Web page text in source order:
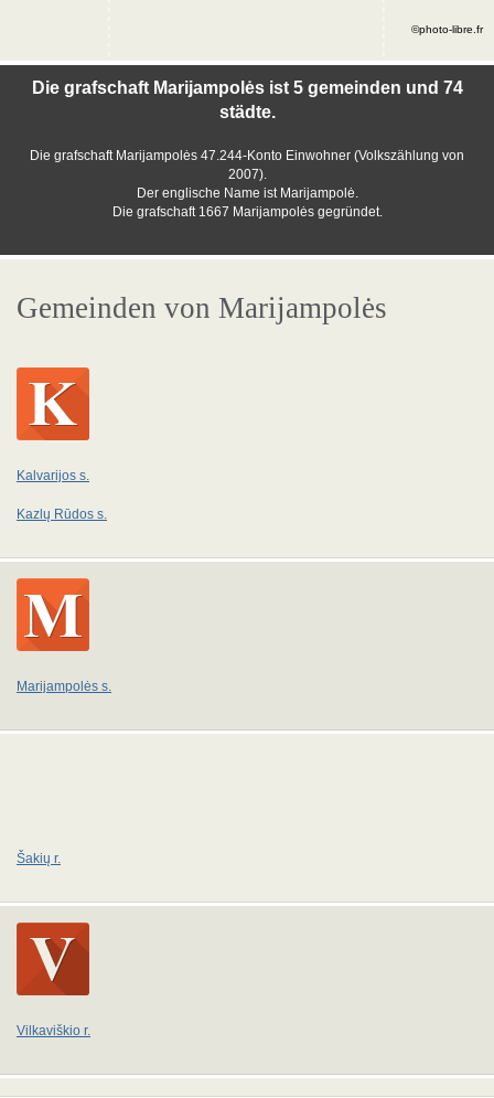
Die grafschaft Marijampolės ist 5 gemeinden und 74
städte.
Die grafschaft Marijampolės 47.244-Konto Einwohner (Volkszählung von
2007).
Der englische Name ist Marijampolė.
Die grafschaft 1667 Marijampolės gegründet.
©photo-libre.fr
Gemeinden von Marijampolės
Kalvarijos s.
Kazlų Rūdos s.
Marijampolės s.
Šakių r.
Vilkaviškio r.